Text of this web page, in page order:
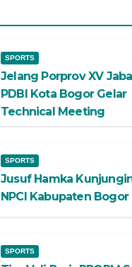
SPORTS
Jelang Porprov XV
PDBI Kota Bogor Gelar
Technical Meeting
SPORTS
Jusuf Hamka
NPCI Kabupaten Bogor
SPORTS